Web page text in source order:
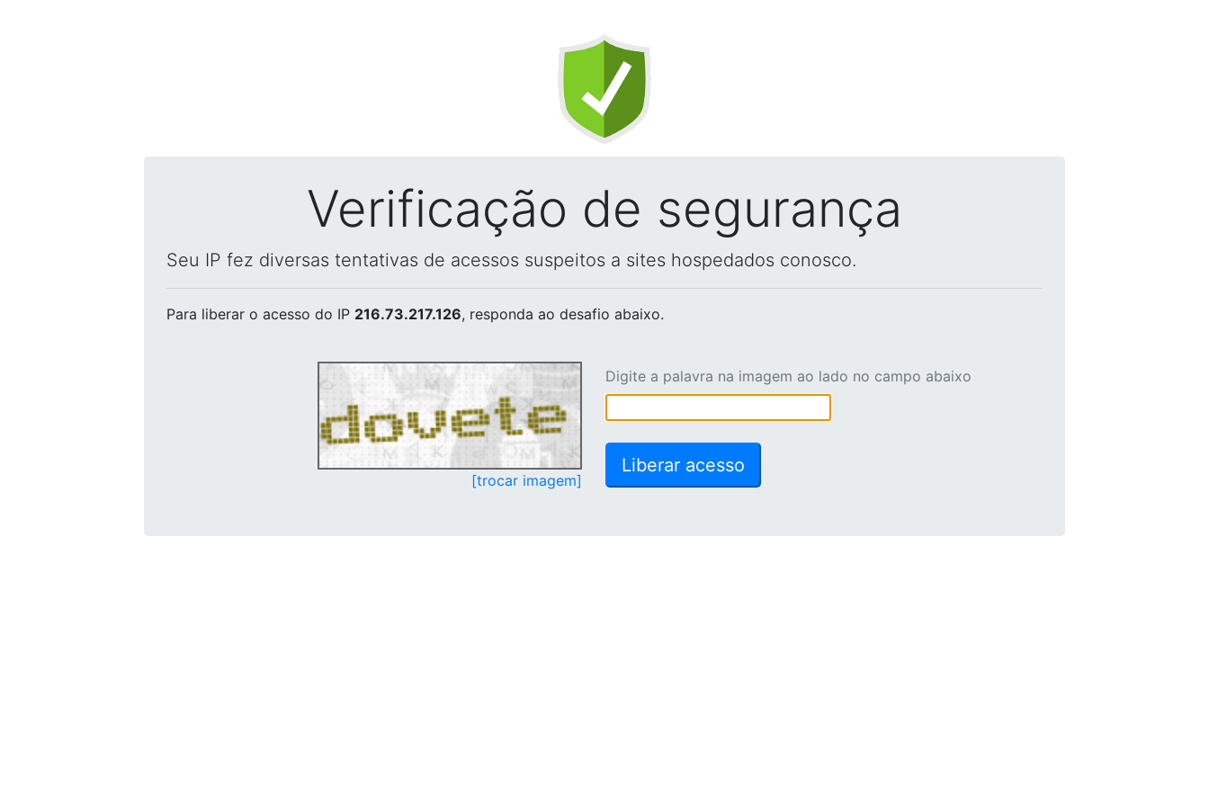
Verificação de segurança
Seu IP fez diversas tentativas de acessos suspeitos a sites hospedados conosco.
Para liberar o acesso do IP 216.73.217.126, responda ao desafio abaixo.
[trocar imagem]
Digite a palavra na imagem ao lado no campo abaixo